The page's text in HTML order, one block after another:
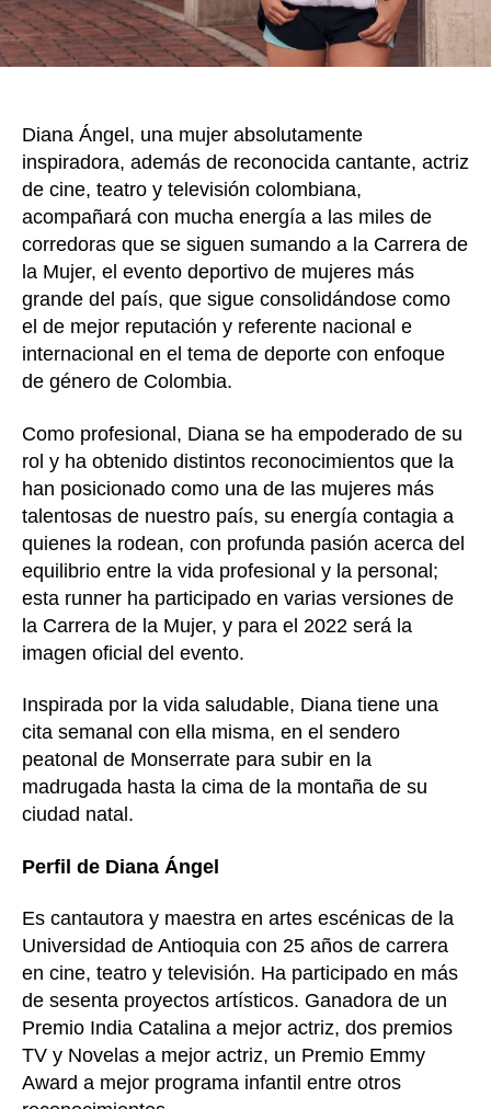
Diana Ángel, una mujer absolutamente
inspiradora, además de reconocida cantante, actriz
de cine, teatro y televisión colombiana,
acompañará con mucha energía a las miles de
corredoras que se siguen sumando a la Carrera de
la Mujer, el evento deportivo de mujeres más
grande del país, que sigue consolidándose como
el de mejor reputación y referente nacional e
internacional en el tema de deporte con enfoque
de género de Colombia.
Como profesional, Diana se ha empoderado de su
rol y ha obtenido distintos reconocimientos que la
han posicionado como una de las mujeres más
talentosas de nuestro país, su energía contagia a
quienes la rodean, con profunda pasión acerca del
equilibrio entre la vida profesional y la personal;
esta runner ha participado en varias versiones de
la Carrera de la Mujer, y para el 2022 será la
imagen oficial del evento.
Inspirada por la vida saludable, Diana tiene una
cita semanal con ella misma, en el sendero
peatonal de Monserrate para subir en la
madrugada hasta la cima de la montaña de su
ciudad natal.
Perfil de Diana Ángel
Es cantautora y maestra en artes escénicas de la
Universidad de Antioquia con 25 años de carrera
en cine, teatro y televisión. Ha participado en más
de sesenta proyectos artísticos. Ganadora de un
Premio India Catalina a mejor actriz, dos premios
TV y Novelas a mejor actriz, un Premio Emmy
Award a mejor programa infantil entre otros